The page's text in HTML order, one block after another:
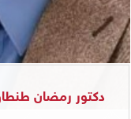
دكتور رمضان